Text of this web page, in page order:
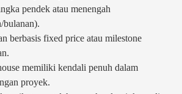
pendek atau menengah
bulanan).
berbasis fixed price atau milestone
memiliki kendali penuh dalam
proyek.